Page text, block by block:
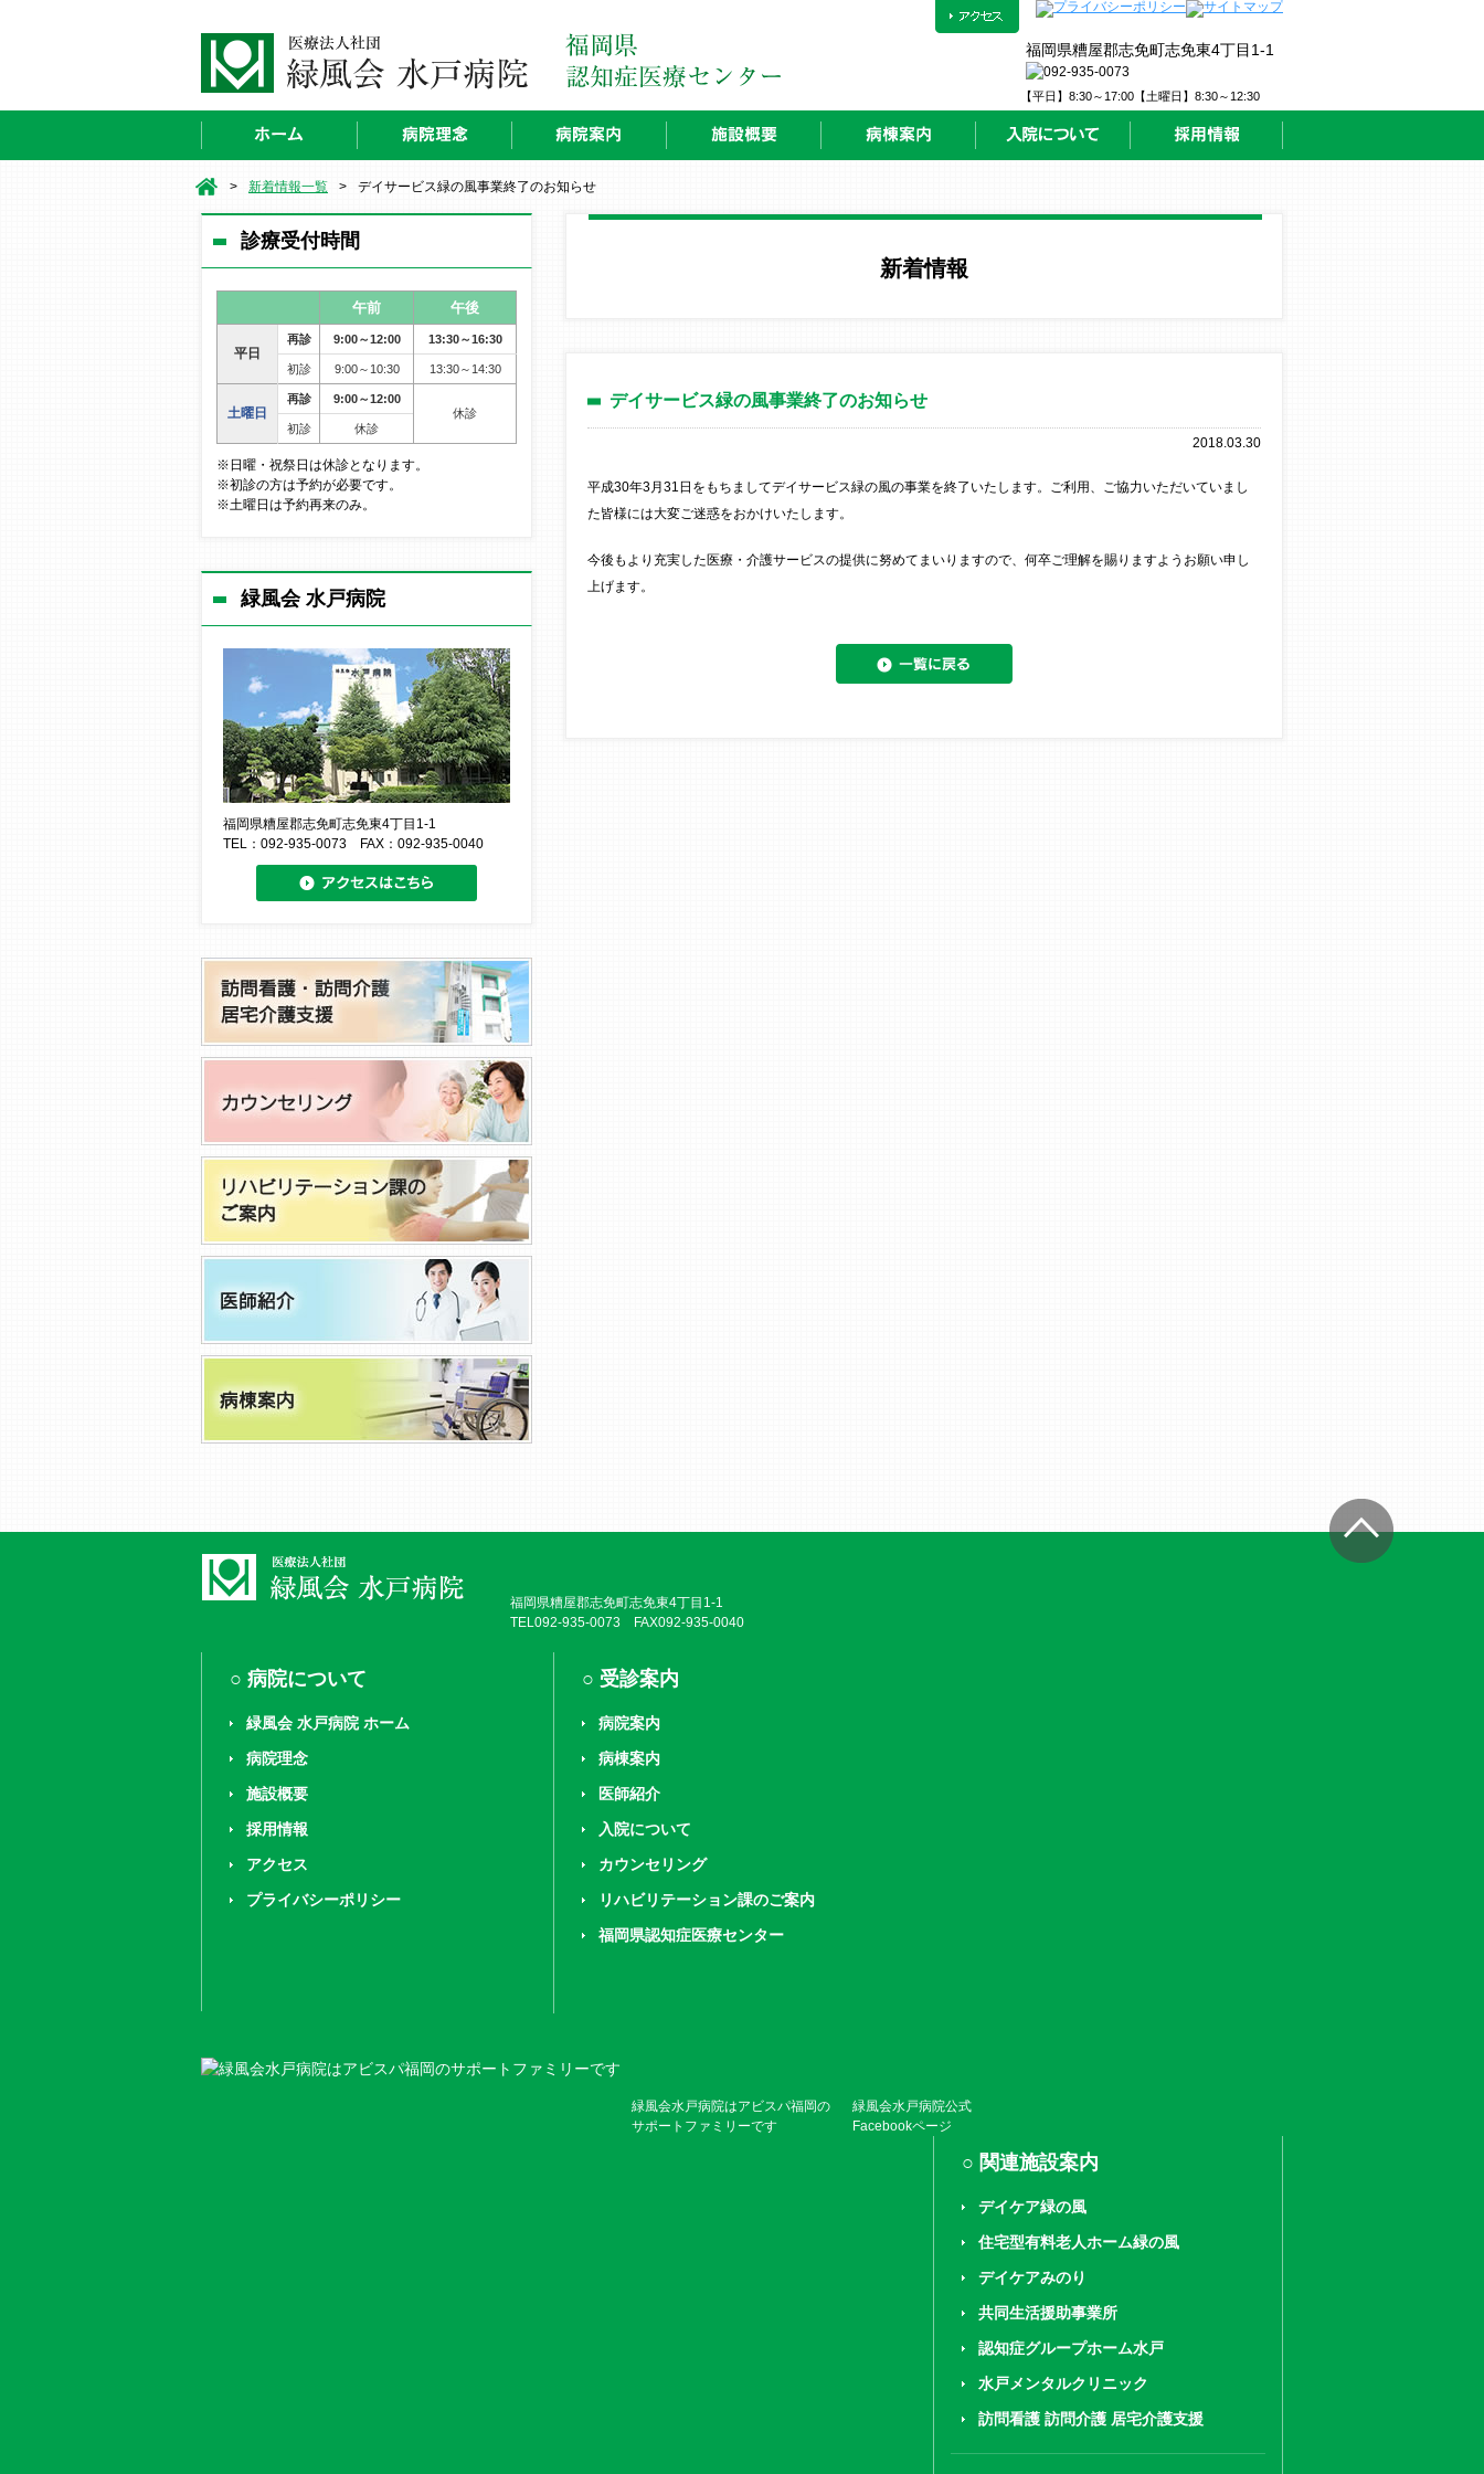
福岡県糟屋郡志免町志免東4丁目1-1
【平日】8:30～17:00【土曜日】8:30～12:30
> 新着情報一覧 > デイサービス緑の風事業終了のお知らせ
診療受付時間
午前 午後
平日
再診 9:00～12:00 13:30～16:30
初診 9:00～10:30 13:30～14:30
土曜日
再診
9:00～12:00
休診
初診
休診
※日曜・祝祭日は休診となります。
※初診の方は予約が必要です。
※土曜日は予約再来のみ。
緑風会 水戸病院
福岡県糟屋郡志免町志免東4丁目1-1
TEL：092-935-0073 FAX：092-935-0040
新着情報
デイサービス緑の風事業終了のお知らせ
2018.03.30
平成30年3月31日をもちましてデイサービス緑の風の事業を終了いたします。ご利用、ご協力いただいていまし
た皆様には大変ご迷惑をおかけいたします。
今後もより充実した医療・介護サービスの提供に努めてまいりますので、何卒ご理解を賜りますようお願い申し
上げます。
福岡県糟屋郡志免町志免東4丁目1-1
TEL092-935-0073 FAX092-935-0040
病院について
緑風会 水戸病院 ホーム
病院理念
施設概要
採用情報
アクセス
プライバシーポリシー
受診案内
病院案内
病棟案内
医師紹介
入院について
カウンセリング
リハビリテーション課のご案内
福岡県認知症医療センター
緑風会水戸病院はアビスパ福岡の
サポートファミリーです
緑風会水戸病院公式
Facebookページ
関連施設案内
デイケア緑の風
住宅型有料老人ホーム緑の風
デイケアみのり
共同生活援助事業所
認知症グループホーム水戸
水戸メンタルクリニック
訪問看護 訪問介護 居宅介護支援